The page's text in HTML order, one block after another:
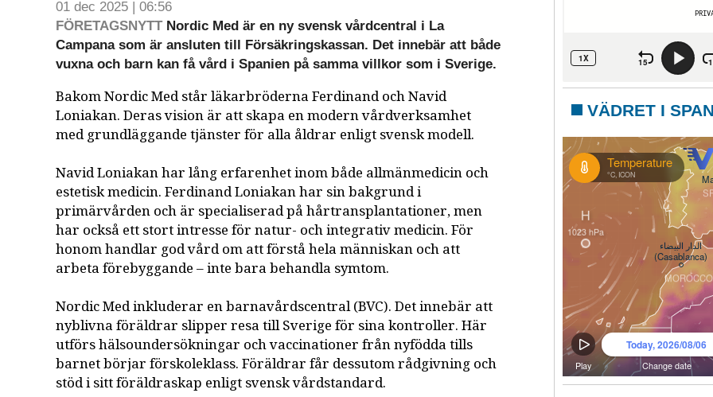
01 dec 2025 | 06:56
FÖRETAGSNYTTNordic Med är en ny svensk vårdcentral i La
Campana som är ansluten till Försäkringskassan. Det innebär att både
vuxna och barn kan få vård i Spanien på samma villkor som i Sverige.
Bakom Nordic Med står läkarbröderna Ferdinand och Navid
Loniakan. Deras vision är att skapa en modern vårdverksamhet
med grundläggande tjänster för alla åldrar enligt svensk modell.
Navid Loniakan har lång erfarenhet inom både allmänmedicin och
estetisk medicin. Ferdinand Loniakan har sin bakgrund i
primärvården och är specialiserad på hårtransplantationer, men
har också ett stort intresse för natur- och integrativ medicin. För
honom handlar god vård om att förstå hela människan och att
arbeta förebyggande – inte bara behandla symtom.
Nordic Med inkluderar en barnavårdscentral (BVC). Det innebär att
nyblivna föräldrar slipper resa till Sverige för sina kontroller. Här
utförs hälsoundersökningar och vaccinationer från nyfödda tills
barnet börjar förskoleklass. Föräldrar får dessutom rådgivning och
stöd i sitt föräldraskap enligt svensk vårdstandard.
VÄDRET I